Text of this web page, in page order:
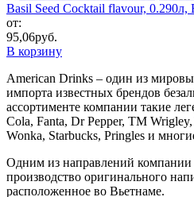
Basil Seed Cocktail flavour, 0.290л,
от:
95,06руб.
В корзину
American Drinks – один из
импорта известных брендов
ассортименте компании такие
Cola, Fanta, Dr Pepper, ТМ Wrigley,
Wonka, Starbucks, Pringles и
Одним из направлений компании
производство оригинального
расположенное во Вьетнаме.